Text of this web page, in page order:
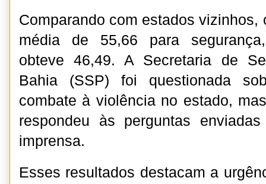
Comparando com estados vizinhos,
média de 55,66 para
obteve 46,49. A Secretaria de
Bahia (SSP) foi questionada
combate à violência no estado,
respondeu às perguntas
imprensa.
Esses resultados destacam a